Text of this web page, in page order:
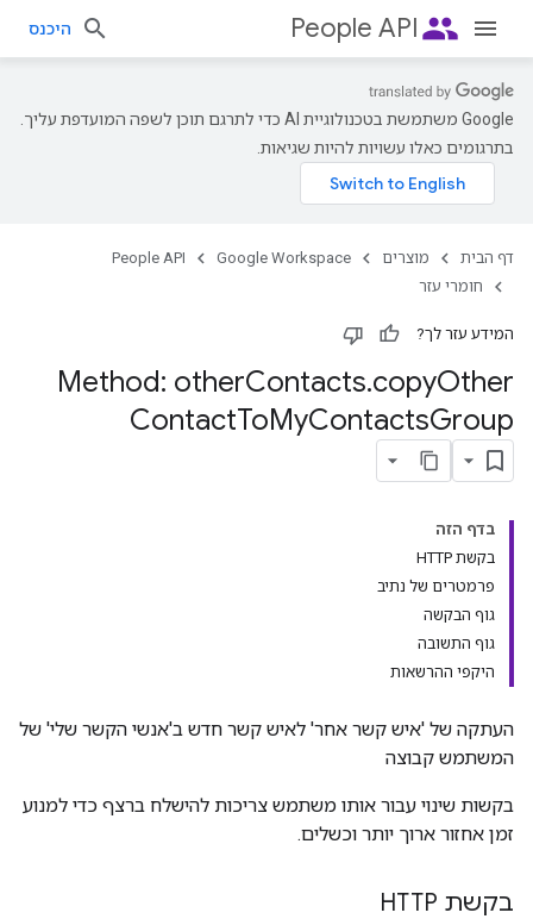
people
People API היכנס
‫Google משתמשת בטכנולוגיית AI כדי לתרגם תוכן לשפה המועדפת עליך.
בתרגומים כאלו עשויות להיות שגיאות.
דף הבית מוצרים Google Workspace
People API
חומרי עזר
המידע עזר לך?
Method: otherContacts.copyOther
ContactToMyContactsGroup
בדף הזה
בקשת HTTP
פרמטרים של נתיב
גוף הבקשה
גוף התשובה
היקפי ההרשאות
העתקה של 'איש קשר אחר' לאיש קשר חדש ב'אנשי הקשר שלי' של
המשתמש קבוצה
בקשות שינוי עבור אותו משתמש צריכות להישלח ברצף כדי למנוע
זמן אחזור ארוך יותר וכשלים.
בקשת HTTP